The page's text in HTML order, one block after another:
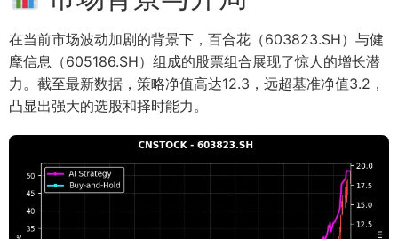
在当前市场波动加剧的背景下，百合花（603823.SH）与健
麾信息（605186.SH）组成的股票组合展现了惊人的增长潜
力。截至最新数据，策略净值高达12.3，远超基准净值3.2，
凸显出强大的选股和择时能力。